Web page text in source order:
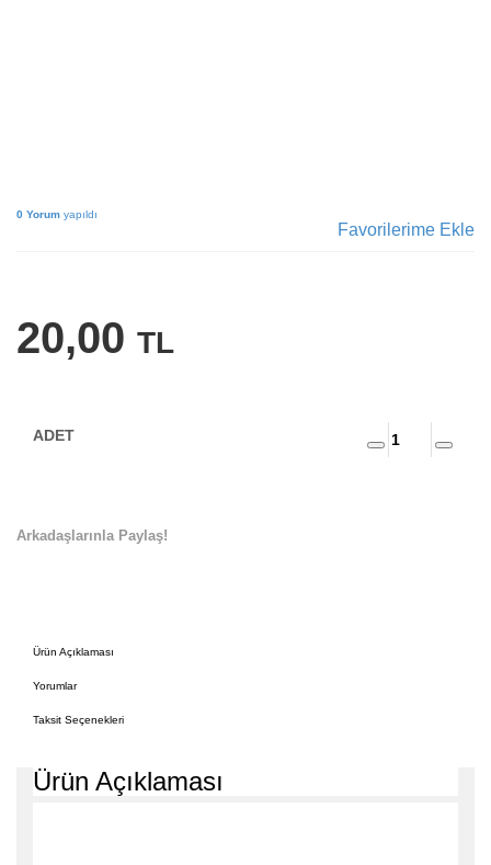
0 Yorum yapıldı
Favorilerime Ekle
20,00 TL
Arkadaşlarınla Paylaş!
Ürün Açıklaması
Yorumlar
Taksit Seçenekleri
Ürün Açıklaması